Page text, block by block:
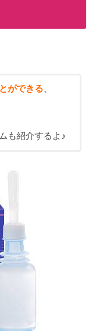
ができる
も紹介するよ♪